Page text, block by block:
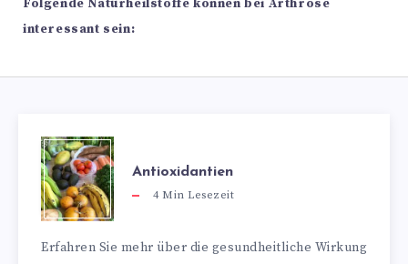
Folgende Naturheilstoffe können bei Arthrose
interessant sein:
Antioxidantien
4Min Lesezeit
Erfahren Sie mehr über die gesundheitliche Wirkung